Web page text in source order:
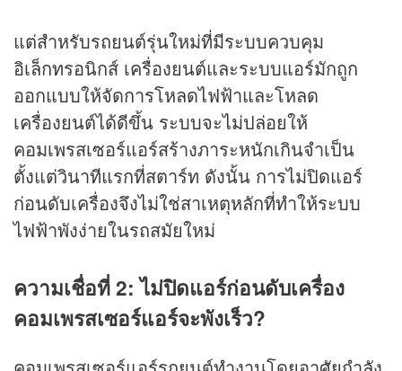
แต่สำหรับรถยนต์รุ่นใหม่ที่มีระบบควบคุม
อิเล็กทรอนิกส์ เครื่องยนต์และระบบแอร์มักถูก
ออกแบบให้จัดการโหลดไฟฟ้าและโหลด
เครื่องยนต์ได้ดีขึ้น ระบบจะไม่ปล่อยให้
คอมเพรสเซอร์แอร์สร้างภาระหนักเกินจำเป็น
ตั้งแต่วินาทีแรกที่สตาร์ท ดังนั้น การไม่ปิดแอร์
ก่อนดับเครื่องจึงไม่ใช่สาเหตุหลักที่ทำให้ระบบ
ไฟฟ้าพังง่ายในรถสมัยใหม่
ความเชื่อที่ 2: ไม่ปิดแอร์ก่อนดับเครื่อง
คอมเพรสเซอร์แอร์จะพังเร็ว?